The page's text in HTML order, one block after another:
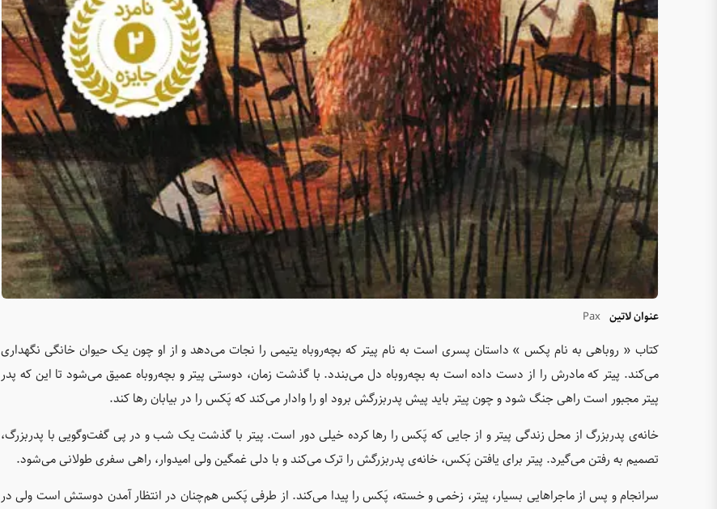
عنوان لاتین Pax
کتاب « روباهی به نام پکس » داستان پسری است به نام پیتر که بچه‌روباه یتیمی را نجات می‌دهد و از او چون یک حیوان خانگی نگهداری
می‌کند. پیتر که مادرش را از دست داده است به بچه‌روباه دل می‌بندد. با گذشت زمان، دوستی پیتر و بچه‌روباه عمیق می‌شود تا این که پدر
پیتر مجبور است راهی جنگ شود و چون پیتر باید پیش پدربزرگش برود او را وادار می‌کند که پَکس را در بیابان رها کند.
خانه‌ی پدربزرگ از محل زندگی پیتر و از جایی که پَکس را رها کرده خیلی دور است. پیتر با گذشت یک شب و در پی گفت‌وگویی با پدربزرگ،
تصمیم به رفتن می‌گیرد. پیتر برای یافتن پَکس، خانه‌ی پدربزرگش را ترک می‌کند و با دلی غمگین ولی امیدوار، راهی سفری طولانی می‌شود.
سرانجام و پس از ماجراهایی بسیار، پیتر، زخمی و خسته، پَکس را پیدا می‌کند. از طرفی پَکس هم‌چنان در انتظار آمدن دوستش است ولی در